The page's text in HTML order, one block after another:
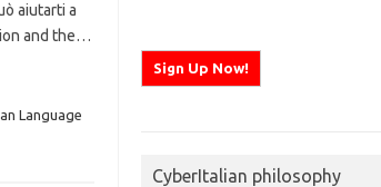
aiutarti a
and the…
Language
CyberItalian philosophy